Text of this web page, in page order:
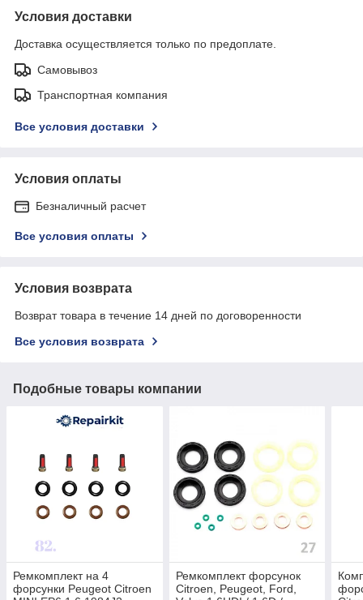
Условия доставки
Доставка осуществляется только по предоплате.
Самовывоз
Транспортная компания
Все условия доставки
Условия оплаты
Безналичный расчет
Все условия оплаты
Условия возврата
Возврат товара в течение 14 дней по договоренности
Все условия возврата
Подобные товары компании
Ремкомплект на 4
форсунки Peugeot Citroen
Ремкомплект форсунок
Citroen, Peugeot, Ford,